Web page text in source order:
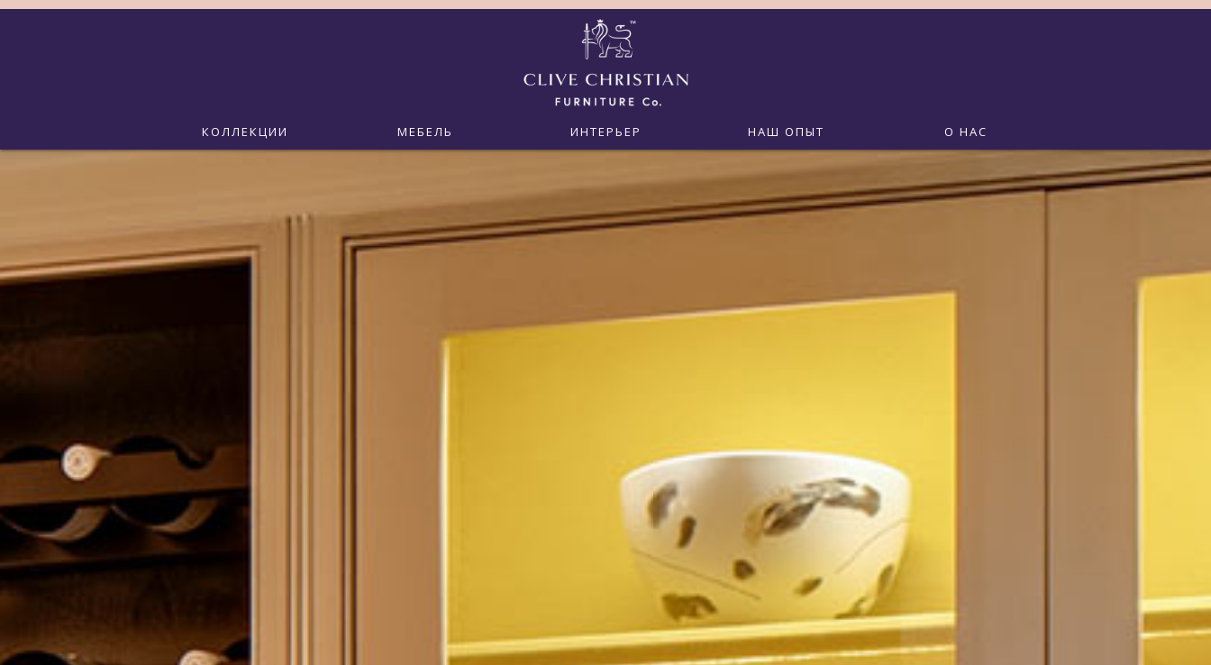
КОЛЛЕКЦИИ МЕБЕЛЬ ИНТЕРЬЕР НАШ ОПЫТ О НАС